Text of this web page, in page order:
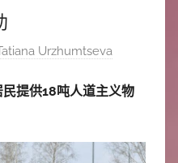
Urzhumtseva
提供18吨人道主义物